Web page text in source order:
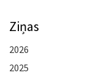
Ziņas
2026
2025